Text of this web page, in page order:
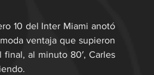
10 del Inter Miami anotó
ventaja que supieron
al minuto 80′, Carles